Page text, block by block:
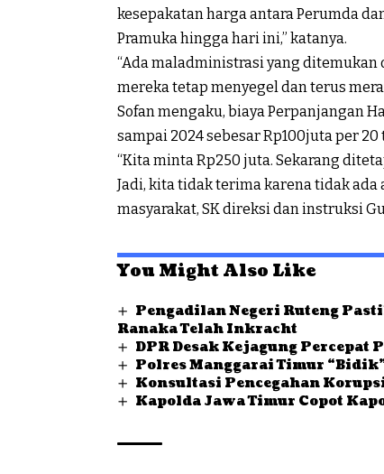
kesepakatan harga antara Perumda
Pramuka hingga hari ini,” katanya.
“Ada maladministrasi yang
mereka tetap menyegel dan terus
Sofan mengaku, biaya Perpanjangan
sampai 2024 sebesar Rp100juta per
“Kita minta Rp250 juta. Sekarang
Jadi, kita tidak terima karena tidak
masyarakat, SK direksi dan instruksi
You Might Also Like
Pengadilan Negeri Ruteng
Ranaka Telah Inkracht
DPR Desak Kejagung Percepat
Polres Manggarai Timur
Konsultasi Pencegahan
Kapolda Jawa Timur Copot